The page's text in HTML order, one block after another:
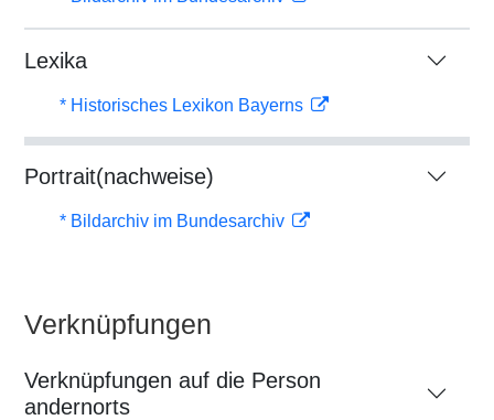
Lexika
* Historisches Lexikon Bayerns
Portrait(nachweise)
* Bildarchiv im Bundesarchiv
Verknüpfungen
Verknüpfungen auf die Person
andernorts